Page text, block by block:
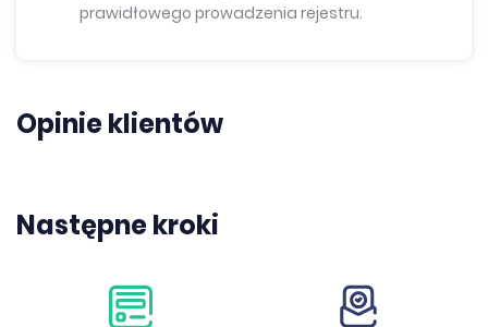
prawidłowego prowadzenia rejestru.
Opinie klientów
Następne kroki